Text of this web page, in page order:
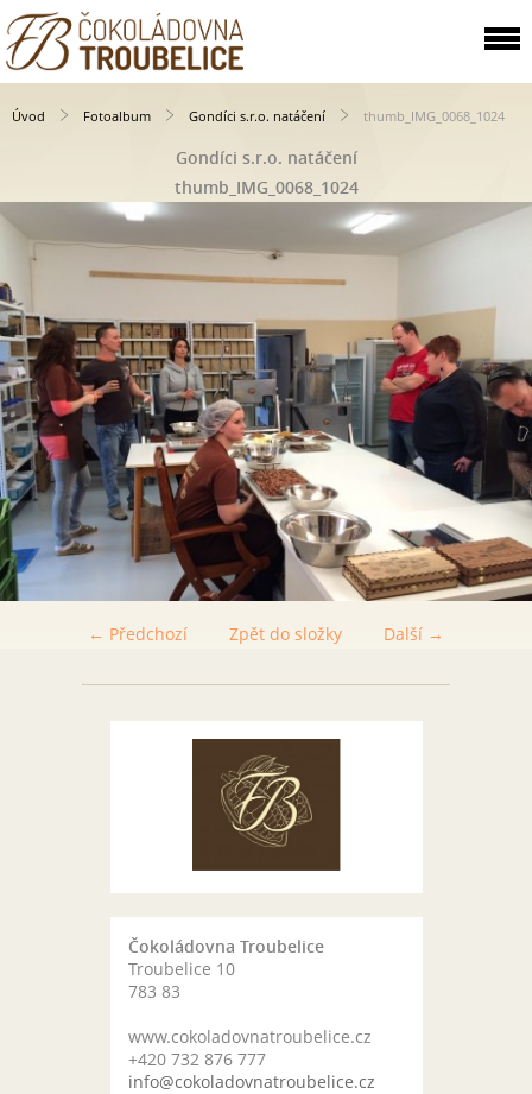
Úvod Fotoalbum Gondíci s.r.o. natáčení thumb_IMG_0068_1024
Gondíci s.r.o. natáčení
thumb_IMG_0068_1024
← Předchozí Další →
Zpět do složky
Čokoládovna Troubelice
Troubelice 10
783 83
www.cokoladovnatroubelice.cz
+420 732 876 777
info@cokoladovnatroubelice.cz